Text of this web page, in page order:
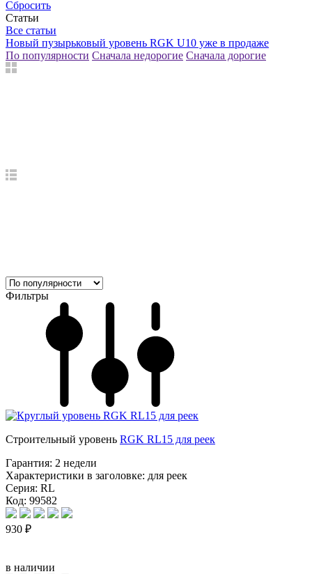
Сбросить
Статьи
Все статьи
Новый пузырьковый уровень RGK U10 уже в продаже
По популярности Сначала недорогие Сначала дорогие
Фильтры
Строительный уровень RGK RL15 для реек
Гарантия: 2 недели
Характеристики в заголовке: для реек
Серия: RL
Код: 99582
930 ₽
в наличии